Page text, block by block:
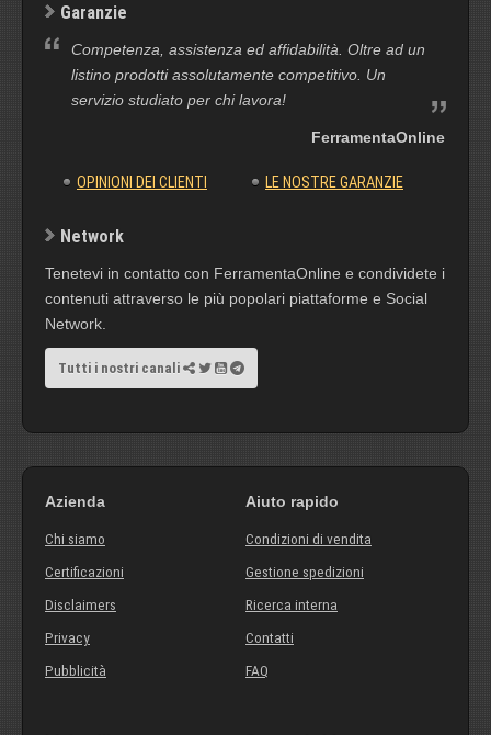
Garanzie
Competenza, assistenza ed affidabilità. Oltre ad un
listino prodotti assolutamente competitivo. Un
servizio studiato per chi lavora!
FerramentaOnline
OPINIONI DEI CLIENTI LE NOSTRE GARANZIE
Network
Tenetevi in contatto con FerramentaOnline e condividete i
contenuti attraverso le più popolari piattaforme e Social
Network.
Tutti i nostri canali
Azienda
Chi siamo
Certificazioni
Disclaimers
Privacy
Pubblicità
Aiuto rapido
Condizioni di vendita
Gestione spedizioni
Ricerca interna
Contatti
FAQ